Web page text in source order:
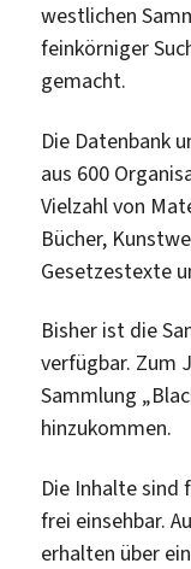
westlichen
feinkörniger
gemacht.
Die Datenbank
aus 600
Vielzahl von
Bücher,
Gesetzestexte
Bisher ist die
verfügbar. Zum
Sammlung
hinzukommen.
Die Inhalte sind
frei einsehbar.
erhalten über